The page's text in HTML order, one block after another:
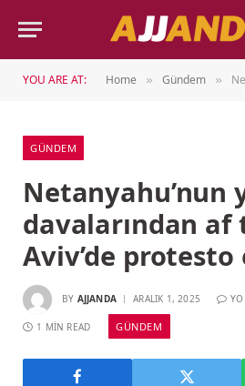
YOU ARE AT: Home » Gündem »
GÜNDEM
Netanyahu’nun
davalarından af
Aviv’de protesto
BY AJJANDA ARALIK 1, 2025
1 MIN READ GÜNDEM